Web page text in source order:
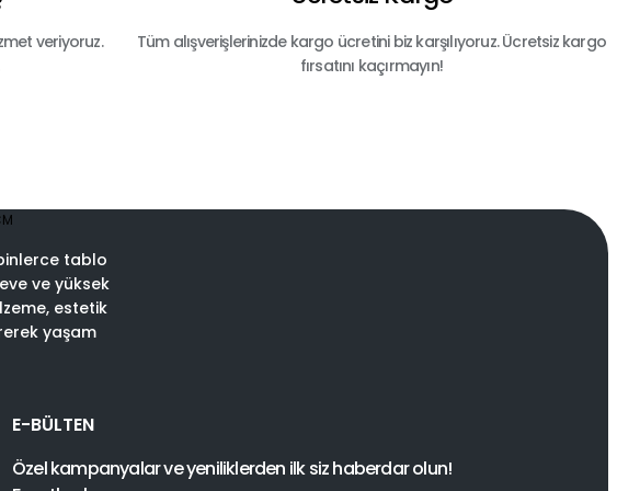
veriyoruz.
Tüm alışverişlerinizde kargo ücretini biz karşılıyoruz. Ücretsiz kargo
fırsatını kaçırmayın!
tablo
ve yüksek
estetik
yaşam
E-BÜLTEN
Özel kampanyalar ve yeniliklerden ilk siz haberdar olun!